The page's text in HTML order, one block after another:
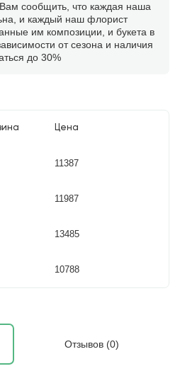
сообщить, что каждая наша
и каждый наш флорист
им композиции, и букета в
от сезона и наличия
до 30%
Цена
11387
11987
13485
10788
Отзывов (0)